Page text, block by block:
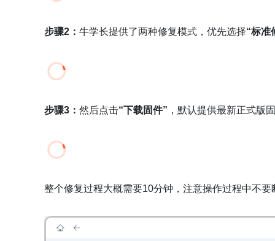
步骤2： 牛学长提供了两种修复模式，优先选择“标准
步骤3： 然后点击“下载固件” ，默认提供最新正式版